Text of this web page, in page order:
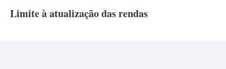
Limite à atualização das rendas